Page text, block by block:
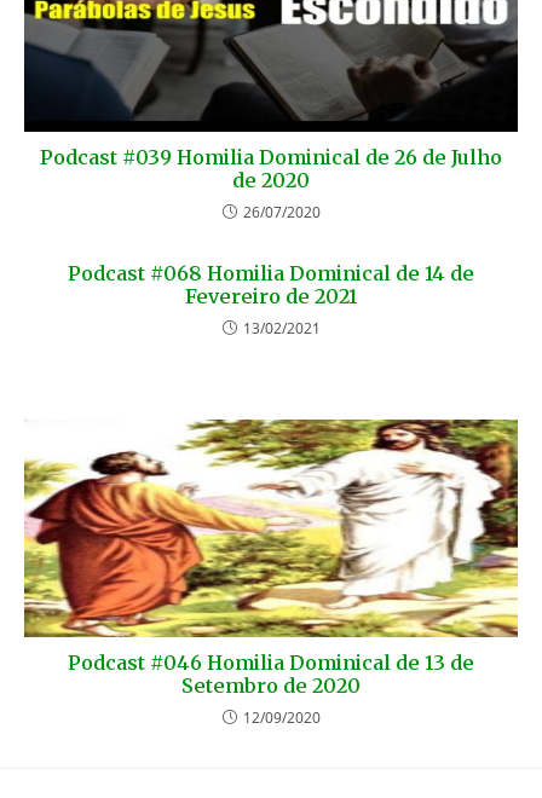
Podcast #039 Homilia Dominical de 26 de Julho
de 2020
26/07/2020
Podcast #068 Homilia Dominical de 14 de
Fevereiro de 2021
13/02/2021
Podcast #046 Homilia Dominical de 13 de
Setembro de 2020
12/09/2020